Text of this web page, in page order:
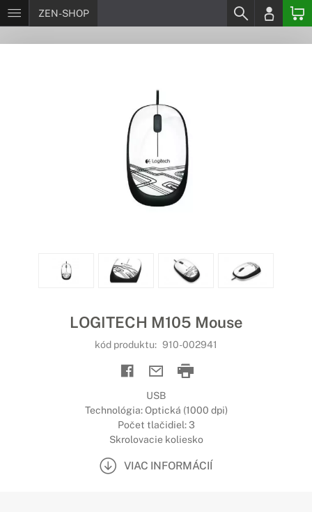
ZEN-SHOP
LOGITECH M105 Mouse
kód produktu: 910-002941
USB
Technológia: Optická (1000 dpi)
Počet tlačidiel: 3
Skrolovacie koliesko
VIAC INFORMÁCIÍ